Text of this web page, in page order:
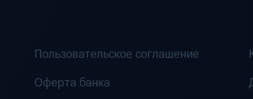
Пользовательское соглашение
Оферта банка